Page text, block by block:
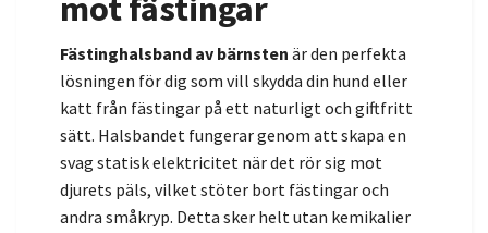
mot fästingar
Fästinghalsband av bärnsten är den perfekta
lösningen för dig som vill skydda din hund eller
katt från fästingar på ett naturligt och giftfritt
sätt. Halsbandet fungerar genom att skapa en
svag statisk elektricitet när det rör sig mot
djurets päls, vilket stöter bort fästingar och
andra småkryp. Detta sker helt utan kemikalier